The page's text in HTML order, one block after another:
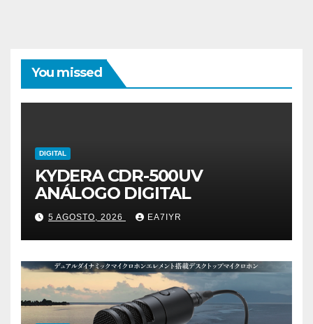
You missed
DIGITAL
KYDERA CDR-500UV
ANÁLOGO DIGITAL
5 AGOSTO, 2026 EA7IYR